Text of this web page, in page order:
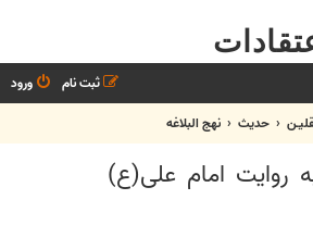
ورود
ثبت نام
حديث نهج البلاغه
روایت امام علی(ع)